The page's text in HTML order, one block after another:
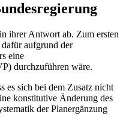
ihrer Antwort ab. Zum ersten
dafür aufgrund der
eine
durchzuführen wäre.
es sich bei dem Zusatz nicht
konstitutive Änderung des
der Planergänzung